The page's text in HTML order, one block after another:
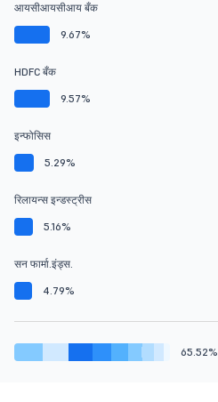
आयसीआयसीआय बँक
9.67%
HDFC बँक
9.57%
इन्फोसिस
5.29%
रिलायन्स इन्डस्ट्रीस
5.16%
सन फार्मा.इंड्स.
4.79%
65.52%